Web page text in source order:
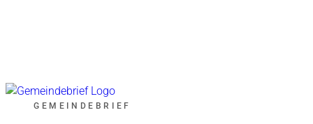
GEMEINDEBRIEF